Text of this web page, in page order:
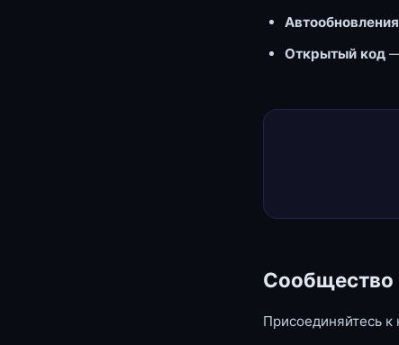
Автообновления
Открытый код
Сообщество
Присоединяйтесь